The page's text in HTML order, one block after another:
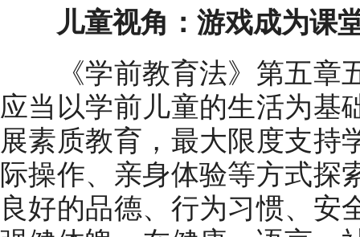
儿童视角：游戏成为课
《学前教育法》第五章
应当以学前儿童的生活为基
展素质教育，最大限度支持
际操作、亲身体验等方式探
良好的品德、行为习惯、安